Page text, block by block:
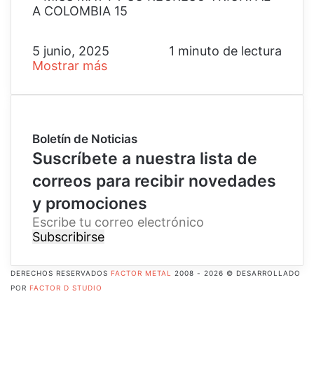
5 junio, 2025
1 minuto de lectura
Mostrar más
Boletín de Noticias
Suscríbete a nuestra lista de
correos para recibir novedades
y promociones
E
s
r
DERECHOS RESERVADOS FACTOR METAL
2008 - 2026 © DESARROLLADO
POR FACTOR D STUDIO